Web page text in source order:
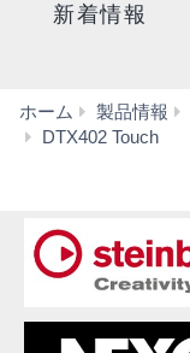
新着情報
ホーム 製品情報
DTX402 Touch